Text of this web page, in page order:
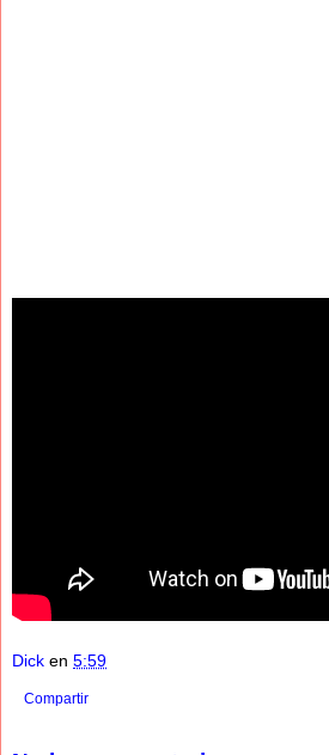
Dick en 5:59
Compartir